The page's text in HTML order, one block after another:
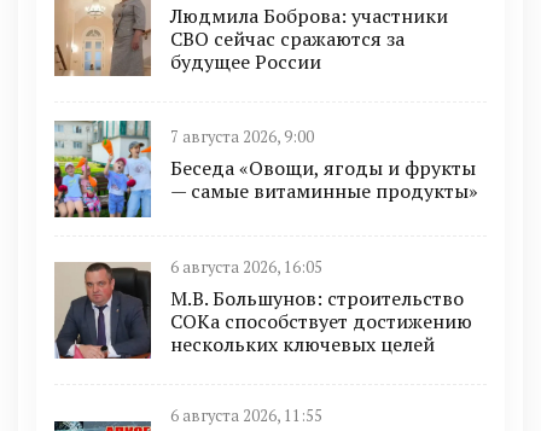
Людмила Боброва: участники
СВО сейчас сражаются за
будущее России
7 августа 2026, 9:00
Беседа «Овощи, ягоды и фрукты
— самые витаминные продукты»
6 августа 2026, 16:05
М.В. Большунов: строительство
СОКа способствует достижению
нескольких ключевых целей
6 августа 2026, 11:55